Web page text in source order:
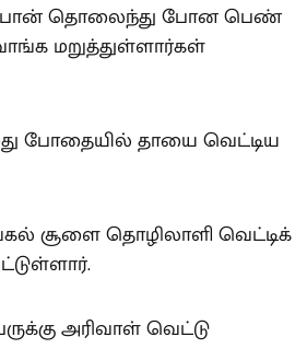
தொலைந்து போன பெண்
மறுத்துள்ளார்கள்
போதையில் தாயை வெட்டிய
சூளை தொழிலாளி வெட்டிக்
அரிவாள் வெட்டு